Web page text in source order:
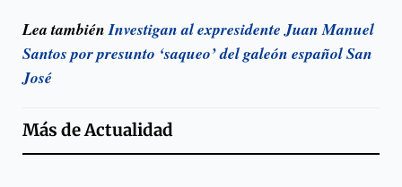
Lea tambiénInvestigan al expresidente Juan Manuel
Santos por presunto ‘saqueo’ del galeón español San
José
Más deActualidad